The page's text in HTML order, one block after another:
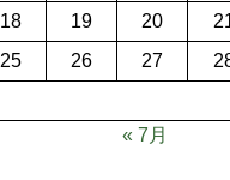
18 19 20
25 26 27
« 7月